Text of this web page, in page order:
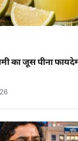
का जूस पीना